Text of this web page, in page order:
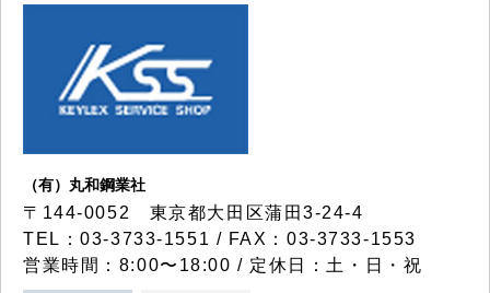
（有）丸和鋼業社
〒144-0052 東京都大田区蒲田3-24-4
TEL：03-3733-1551 / FAX：03-3733-1553
営業時間：8:00〜18:00 / 定休日：土・日・祝